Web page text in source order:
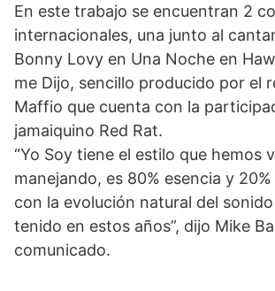
En este trabajo se encuentran 2
internacionales, una junto al
Bonny Lovy en Una Noche en
me Dijo, sencillo producido por el
Maffio que cuenta con la
jamaiquino Red Rat.
“Yo Soy tiene el estilo que hemos
manejando, es 80% esencia y
con la evolución natural del
tenido en estos años”, dijo Mike
comunicado.